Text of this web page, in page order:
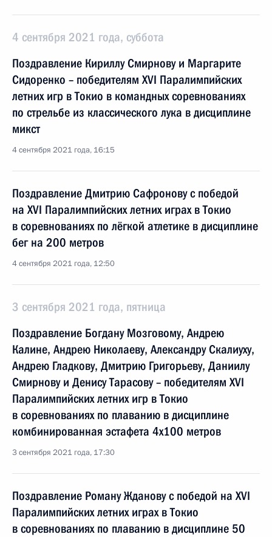
4 сентября 2021 года, суббота
Поздравление Кириллу Смирнову и Маргарите
Сидоренко – победителям XVI Паралимпийских
летних игр в Токио в командных соревнованиях
по стрельбе из классического лука в дисциплине
микст
4 сентября 2021 года, 16:15
Поздравление Дмитрию Сафронову с победой
на XVI Паралимпийских летних играх в Токио
в соревнованиях по лёгкой атлетике в дисциплине
бег на 200 метров
4 сентября 2021 года, 12:50
3 сентября 2021 года, пятница
Поздравление Богдану Мозговому, Андрею
Калине, Андрею Николаеву, Александру Скалиуху,
Андрею Гладкову, Дмитрию Григорьеву, Даниилу
Смирнову и Денису Тарасову – победителям XVI
Паралимпийских летних игр в Токио
в соревнованиях по плаванию в дисциплине
комбинированная эстафета 4x100 метров
3 сентября 2021 года, 17:30
Поздравление Роману Жданову с победой на XVI
Паралимпийских летних играх в Токио
в соревнованиях по плаванию в дисциплине 50